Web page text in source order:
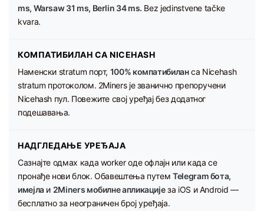
ms, Warsaw 31 ms, Berlin 34 ms. Bez jedinstvene tačke
kvara.
КОМПАТИБИЛАН СА NICEHASH
Наменски stratum порт, 100% компатибиланса Nicehash
stratum протоколом. 2Miners је званично препоручени
Nicehash пул. Повежите свој уређај без додатног
подешавања.
НАДГЛЕДАЊЕ УРЕЂАЈА
Сазнајте одмах када worker оде офлајн или када се
пронађе нови блок. Обавештења путемTelegram бота,
имејлаи 2Miners мобилне апликацијеза iOS и Android —
бесплатно за неограничен број уређаја.